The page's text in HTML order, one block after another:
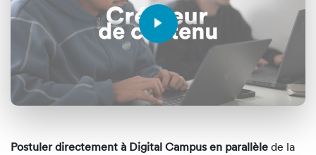
Postuler directement à Digital Campus en parallèle de la